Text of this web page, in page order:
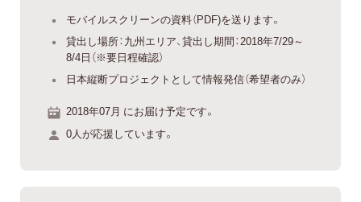
モバイルスクリーンの資料（PDF)を送ります。
貸出し場所：九州エリア、貸出し期間：2018年7/29～
8/4日（※要日程確認）
日本縦断プロジェクトとして情報発信（希望者のみ）
2018年07月 にお届け予定です。
0人が応援しています。